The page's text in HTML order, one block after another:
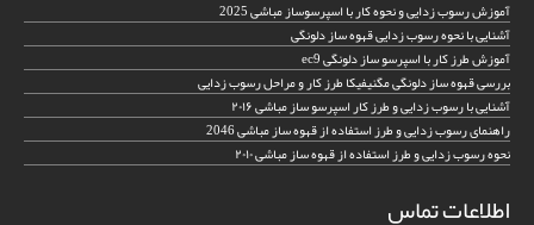
آموزش رسوب زدایی و نحوه کار با اسپرسوساز مباشی 2025
آشنایی با نحوه رسوب زدایی قهوه ساز دلونگی
آموزش طرز کار با اسپرسو ساز دلونگی ec9
بررسی قهوه ساز دلونگی مگنیفیکا طرز کار و مراحل رسوب زدایی
آشنایی با رسوب زدایی و طرز کار اسپرسو ساز مباشی ۲۰۱۶
راهنمای رسوب زدایی و طرز استفاده از قهوه ساز مباشی 2046
نحوه رسوب زدایی و طرز استفاده از قهوه ساز مباشی ۲۰۱۰
اطلاعات تماس